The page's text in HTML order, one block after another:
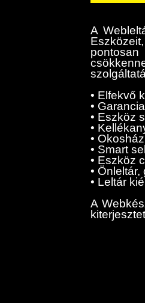
A
• Elfekvő
•
• Eszköz
•
•
• Smart
• Eszköz
•
• Leltár
A